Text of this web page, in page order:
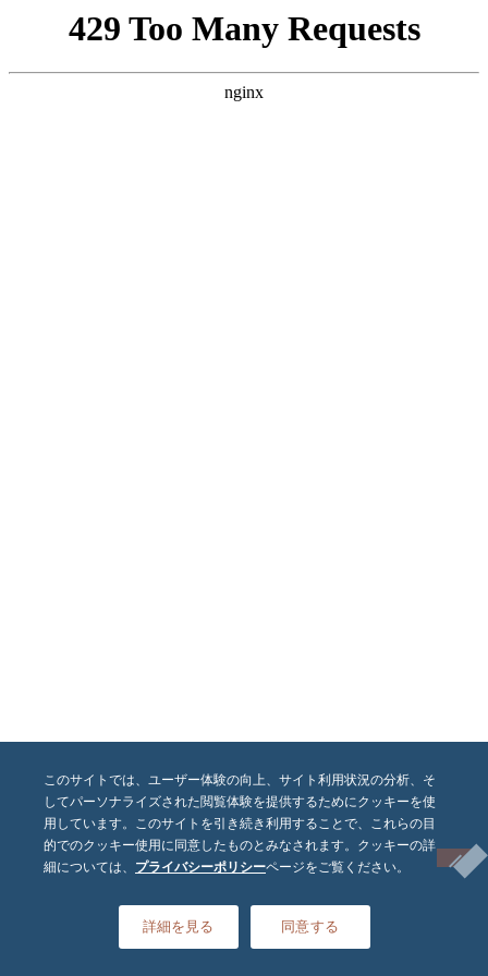
このサイトでは、ユーザー体験の向上、サイト利用状況の分析、そ
してパーソナライズされた閲覧体験を提供するためにクッキーを使
用しています。このサイトを引き続き利用することで、これらの目
的でのクッキー使用に同意したものとみなされます。クッキーの詳
細については、 プライバシーポリシーページをご覧ください。
詳細を見る 同意する